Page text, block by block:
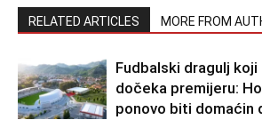
RELATED ARTICLES MORE FROM
Fudbalski dragulj koji
dočeka premijeru:
ponovo biti domaćin